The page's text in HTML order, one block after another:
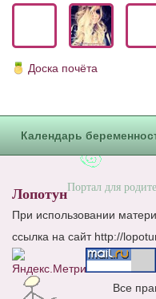
Сотрудничество.
Доска почёта
Календарь
ЛопотунПортал для
При использовании
ссылка на сайт http://
Все